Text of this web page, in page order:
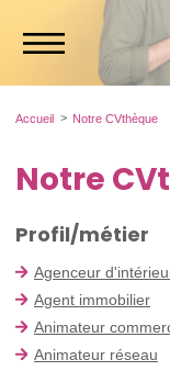
Accueil Notre CVthèque
Notre
Profil/métier
Agenceur
Agent immobilier
Animateur
Animateur réseau